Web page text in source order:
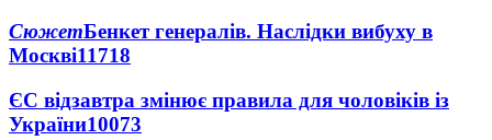
СюжетБенкет генералів. Наслідки вибуху в
Москві11718
ЄС відзавтра змінює правила для чоловіків із
України10073